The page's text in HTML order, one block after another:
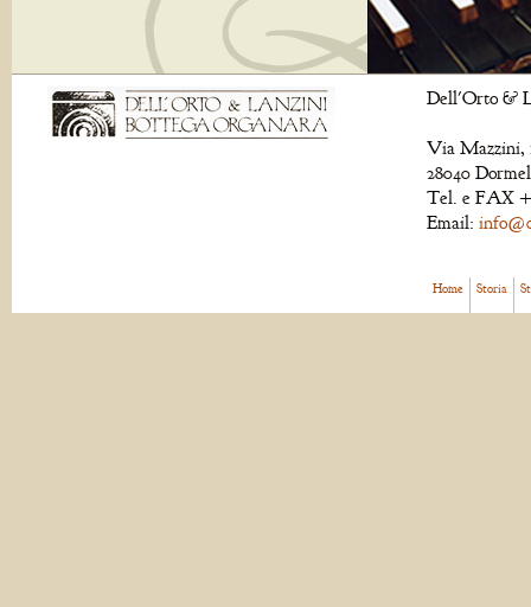
Dell'Orto &
Via Mazzini,
28040
Tel. e FAX
Email:
Home Storia